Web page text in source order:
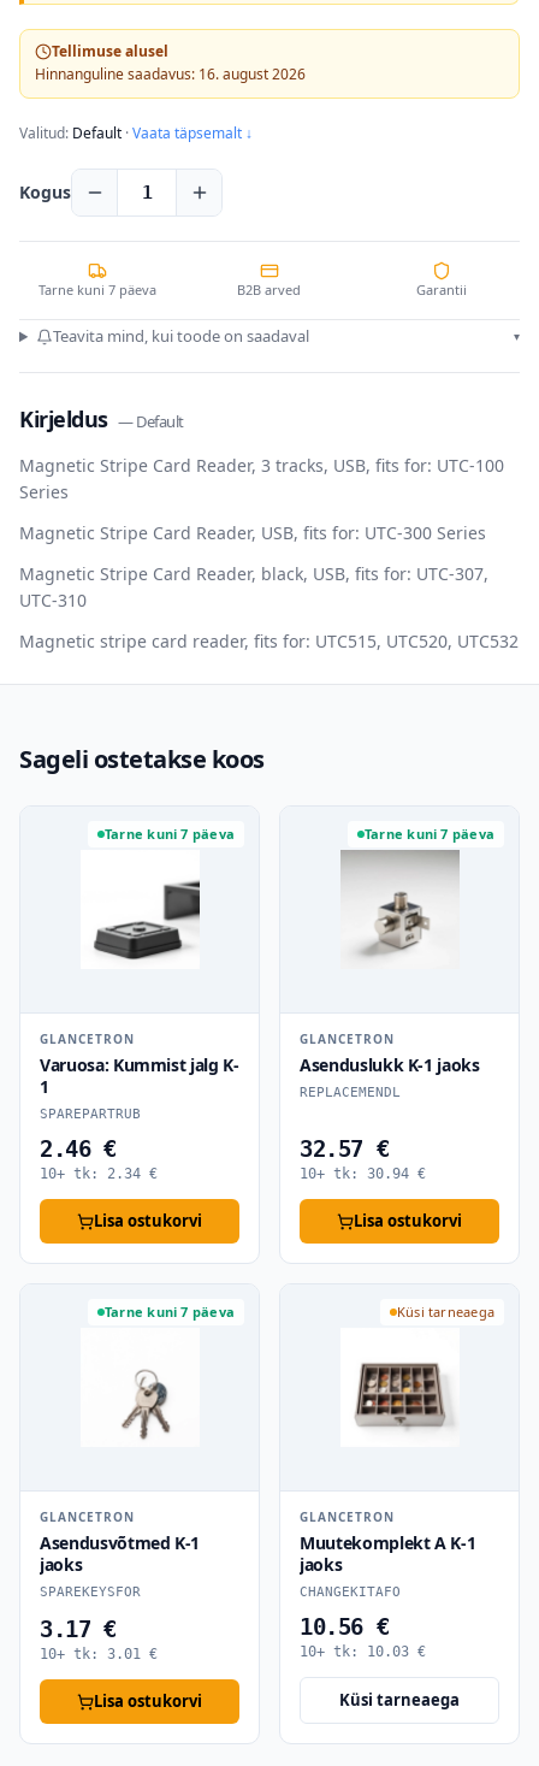
Tellimuse alusel
Hinnanguline saadavus: 16. august 2026
Valitud: Default ·Vaata täpsemalt ↓
Kogus 1
Tarne kuni 7 päeva B2B arved Garantii
Teavita mind, kui toode on saadaval ▾
Kirjeldus —Default
Magnetic Stripe Card Reader, 3 tracks, USB, fits for: UTC-100
Series
Magnetic Stripe Card Reader, USB, fits for: UTC-300 Series
Magnetic Stripe Card Reader, black, USB, fits for: UTC-307,
UTC-310
Magnetic stripe card reader, fits for: UTC515, UTC520, UTC532
Sageli ostetakse koos
Tarne kuni 7 päeva
GLANCETRON
Varuosa: Kummist jalg K-
1
SPAREPARTRUB
2.46 €
10+ tk: 2.34 €
Lisa ostukorvi
Tarne kuni 7 päeva
GLANCETRON
Asenduslukk K-1 jaoks
REPLACEMENDL
32.57 €
10+ tk: 30.94 €
Lisa ostukorvi
Tarne kuni 7 päeva
GLANCETRON
Asendusvõtmed K-1
jaoks
SPAREKEYSFOR
3.17 €
10+ tk: 3.01 €
Lisa ostukorvi
Küsi tarneaega
GLANCETRON
Muutekomplekt A K-1
jaoks
CHANGEKITAFO
10.56 €
10+ tk: 10.03 €
Küsi tarneaega